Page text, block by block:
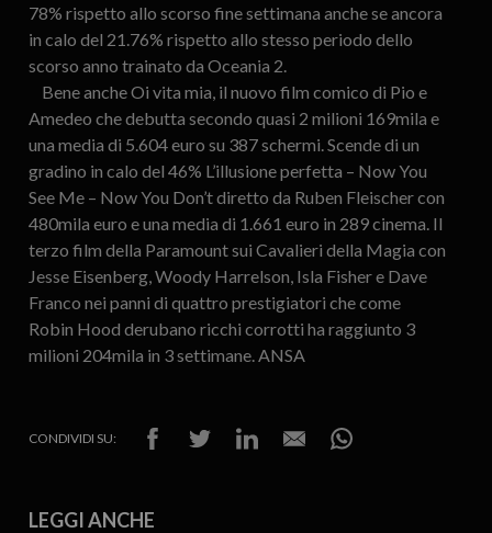
78% rispetto allo scorso fine settimana anche se ancora
in calo del 21.76% rispetto allo stesso periodo dello
scorso anno trainato da Oceania 2.
Bene anche Oi vita mia, il nuovo film comico di Pio e
Amedeo che debutta secondo quasi 2 milioni 169mila e
una media di 5.604 euro su 387 schermi. Scende di un
gradino in calo del 46% L’illusione perfetta – Now You
See Me – Now You Don’t diretto da Ruben Fleischer con
480mila euro e una media di 1.661 euro in 289 cinema. Il
terzo film della Paramount sui Cavalieri della Magia con
Jesse Eisenberg, Woody Harrelson, Isla Fisher e Dave
Franco nei panni di quattro prestigiatori che come
Robin Hood derubano ricchi corrotti ha raggiunto 3
milioni 204mila in 3 settimane. ANSA
CONDIVIDI SU:
LEGGI ANCHE